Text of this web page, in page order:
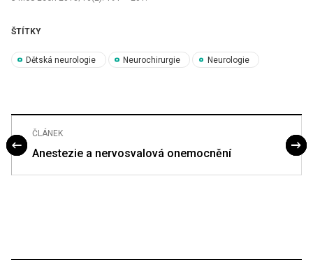
ŠTÍTKY
Dětská neurologie Neurochirurgie Neurologie
ČLÁNEK
Anestezie a nervosvalová onemocnění